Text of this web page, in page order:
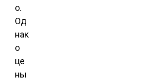
о.
Од
нак
о
це
ны